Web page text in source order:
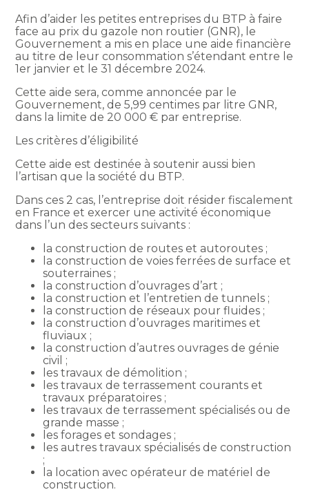
Afin d’aider les petites entreprises du BTP à faire
face au prix du gazole non routier (GNR), le
Gouvernement a mis en place une aide financière
au titre de leur consommation s’étendant entre le
1er janvier et le 31 décembre 2024.
Cette aide sera, comme annoncée par le
Gouvernement, de 5,99 centimes par litre GNR,
dans la limite de 20 000 € par entreprise.
Les critères d’éligibilité
Cette aide est destinée à soutenir aussi bien
l’artisan que la société du BTP.
Dans ces 2 cas, l’entreprise doit résider fiscalement
en France et exercer une activité économique
dans l’un des secteurs suivants :
la construction de routes et autoroutes ;
la construction de voies ferrées de surface et
souterraines ;
la construction d’ouvrages d’art ;
la construction et l’entretien de tunnels ;
la construction de réseaux pour fluides ;
la construction d’ouvrages maritimes et
fluviaux ;
la construction d’autres ouvrages de génie
civil ;
les travaux de démolition ;
les travaux de terrassement courants et
travaux préparatoires ;
les travaux de terrassement spécialisés ou de
grande masse ;
les forages et sondages ;
les autres travaux spécialisés de construction
;
la location avec opérateur de matériel de
construction.